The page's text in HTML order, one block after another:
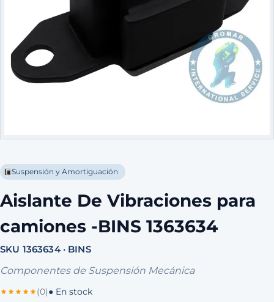
Suspensión y Amortiguación
Aislante De Vibraciones para
camiones -BINS 1363634
SKU 1363634 · BINS
Componentes de Suspensión Mecánica
(0)● En stock